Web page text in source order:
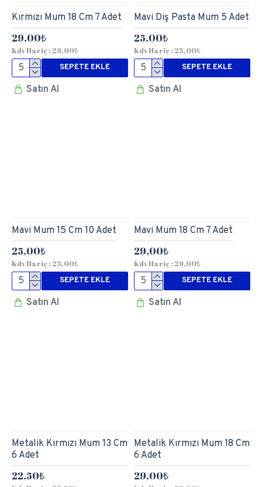
Kırmızı Mum 18 Cm 7 Adet
29,00₺
Kdv Hariç : 29,00₺
SEPETE EKLE
Satın Al
Mavi Diş Pasta Mum 5 Adet
25,00₺
Kdv Hariç : 25,00₺
SEPETE EKLE
Satın Al
Mavi Mum 15 Cm 10 Adet
25,00₺
Kdv Hariç : 25,00₺
SEPETE EKLE
Satın Al
Mavi Mum 18 Cm 7 Adet
29,00₺
Kdv Hariç : 29,00₺
SEPETE EKLE
Satın Al
Metalik Kırmızı Mum 13 Cm
6 Adet
22,50₺
Metalik Kırmızı Mum 18 Cm
6 Adet
29,00₺